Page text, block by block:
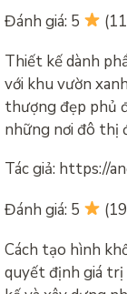
Đánh giá: 5
Thiết kế dành
với khu vườn
thượng đẹp phủ
những nơi đô thị
Tác giả: https://
Đánh giá: 5
Cách tạo hình
quyết định giá